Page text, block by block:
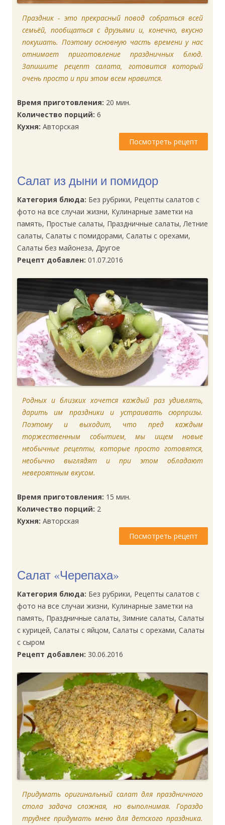
Праздник - это прекрасный повод собраться всей
семьёй, пообщаться с друзьями и, конечно, вкусно
покушать. Поэтому основную часть времени у нас
отнимает приготовление праздничных блюд.
Запишите рецепт салата, готовится который
очень просто и при этом всем нравится.
Время приготовления: 20 мин.
Количество порций: 6
Кухня: Авторская
Посмотреть рецепт
Салат из дыни и помидор
Категория блюда: Без рубрики, Рецепты салатов с
фото на все случаи жизни, Кулинарные заметки на
память, Простые салаты, Праздничные салаты, Летние
салаты, Салаты с помидорами, Салаты с орехами,
Салаты без майонеза, Другое
Рецепт добавлен: 01.07.2016
Родных и близких хочется каждый раз удивлять,
дарить им праздники и устраивать сюрпризы.
Поэтому и выходит, что пред каждым
торжественным событием, мы ищем новые
необычные рецепты, которые просто готовятся,
необычно выглядят и при этом обладают
невероятным вкусом.
Время приготовления: 15 мин.
Количество порций: 2
Кухня: Авторская
Посмотреть рецепт
Салат «Черепаха»
Категория блюда: Без рубрики, Рецепты салатов с
фото на все случаи жизни, Кулинарные заметки на
память, Праздничные салаты, Зимние салаты, Салаты
с курицей, Салаты с яйцом, Салаты с орехами, Салаты
с сыром
Рецепт добавлен: 30.06.2016
Придумать оригинальный салат для праздничного
стола задача сложная, но выполнимая. Гораздо
труднее придумать меню для детского праздника.